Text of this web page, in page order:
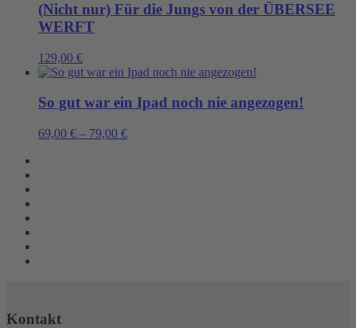
(Nicht nur) Für die Jungs von der ÜBERSEE
WERFT
129,00 €
So gut war ein Ipad noch nie angezogen!
69,00 € – 79,00 €
Kontakt